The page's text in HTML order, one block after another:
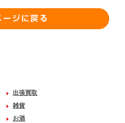
出張買取
雑貨
お酒